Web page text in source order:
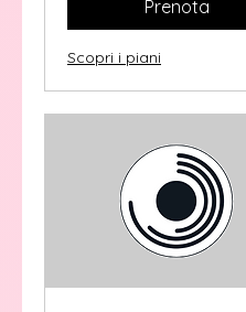
Prenota
Scopri i piani